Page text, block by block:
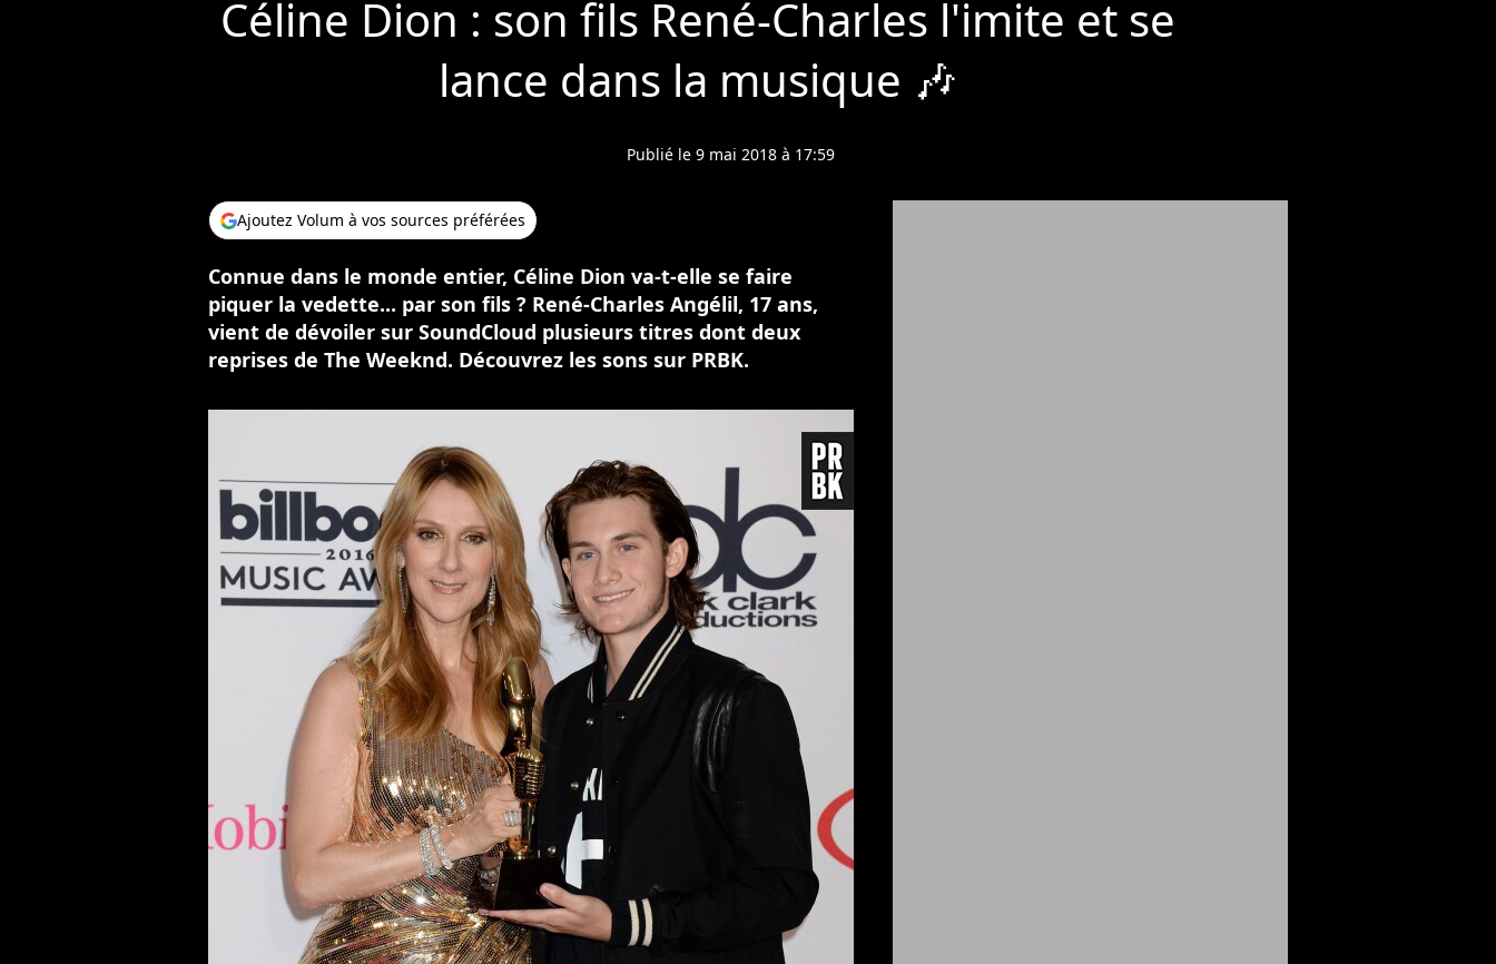
Céline Dion : son fils René-Charles l'imite et se
lance dans la musique 🎶
Publié le 9 mai 2018 à 17:59
Ajoutez Volum à vos sources préférées
Connue dans le monde entier, Céline Dion va-t-elle se faire
piquer la vedette... par son fils ? René-Charles Angélil, 17 ans,
vient de dévoiler sur SoundCloud plusieurs titres dont deux
reprises de The Weeknd. Découvrez les sons sur PRBK.